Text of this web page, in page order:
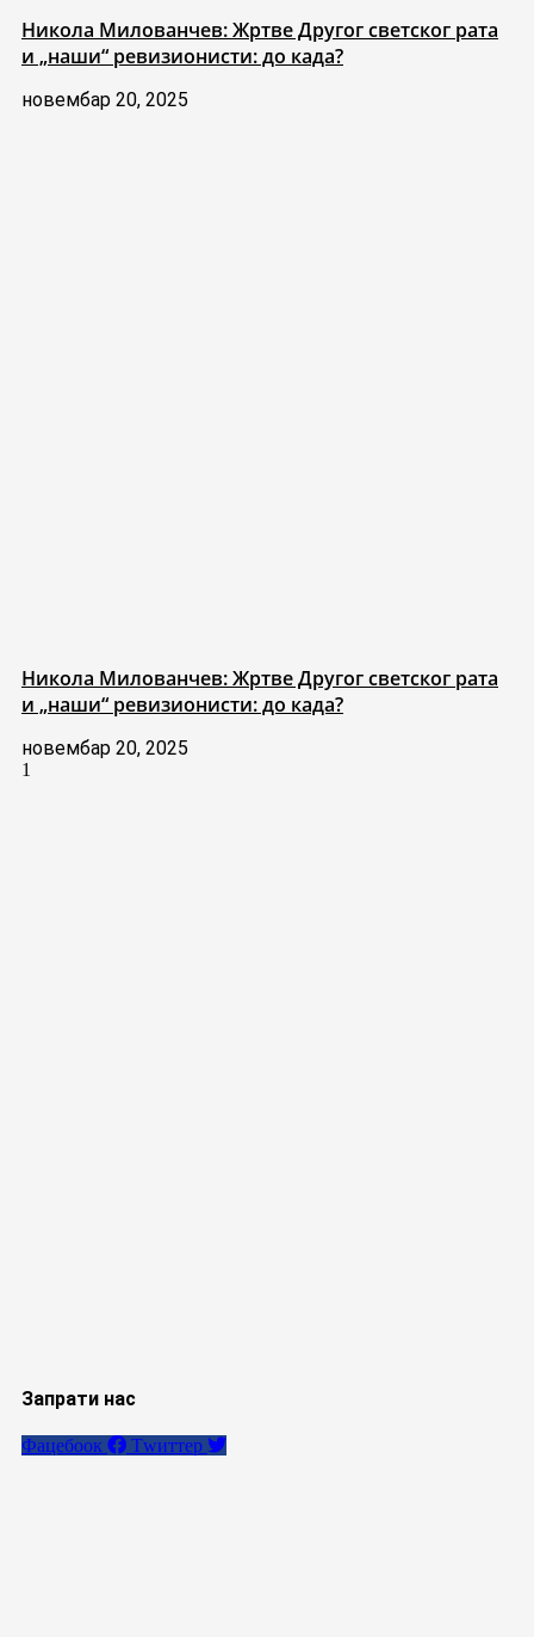
Никола Милованчев: Жртве Другог светског рата
и „наши“ ревизионисти: до када?
новембар 20, 2025
Никола Милованчев: Жртве Другог светског рата
и „наши“ ревизионисти: до када?
новембар 20, 2025
Запрати нас
Фацебоок Тwиттер